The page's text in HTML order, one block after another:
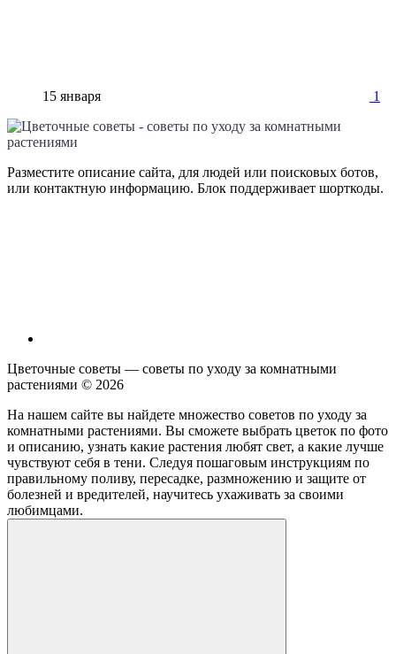
15 января 1
Разместите описание сайта, для людей или поисковых ботов,
или контактную информацию. Блок поддерживает шорткоды.
Цветочные советы — советы по уходу за комнатными
растениями © 2026
На нашем сайте вы найдете множество советов по уходу за
комнатными растениями. Вы сможете выбрать цветок по фото
и описанию, узнать какие растения любят свет, а какие лучше
чувствуют себя в тени. Следуя пошаговым инструкциям по
правильному поливу, пересадке, размножению и защите от
болезней и вредителей, научитесь ухаживать за своими
любимцами.